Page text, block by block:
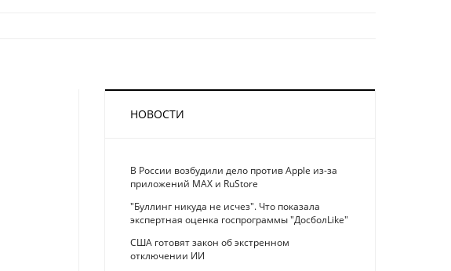
НОВОСТИ
В России возбудили дело против Apple из-за
приложений MAX и RuStore
"Буллинг никуда не исчез". Что показала
экспертная оценка госпрограммы "ДосболLike"
США готовят закон об экстренном
отключении ИИ